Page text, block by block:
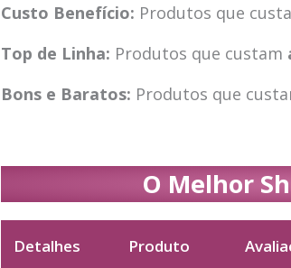
Custo Benefício: Produtos que
Top de Linha: Produtos que custam
Bons e Baratos: Produtos que
O Melhor
Detalhes Produto